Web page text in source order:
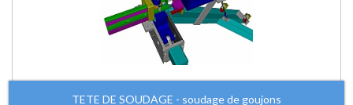
TETE DE SOUDAGE - soudage de goujons